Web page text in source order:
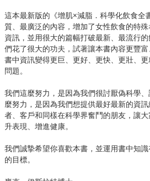
這本最新版的《增肌×減脂．科學化飲食全
質、最廣泛的內容，增加了女性飲食的特
資訊，並用很大的篇幅打破最新、最流行
們花了很大的功夫，試著讓本書內容更豐
書中資訊變得更巨、更好、更快、更壯、
問題。
我們這麼努力，是因為我們很討厭偽科學
麼努力，是因為我們想提供最好最新的資
者、客戶和同樣在科學界奮鬥的朋友，讓
升表現、增進健康。
我們誠摯希望你喜歡本書，並運用書中知
的目標。